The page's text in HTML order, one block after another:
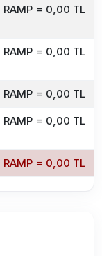
RAMP = 0,00 TL
RAMP = 0,00 TL
RAMP = 0,00 TL
RAMP = 0,00 TL
RAMP = 0,00 TL